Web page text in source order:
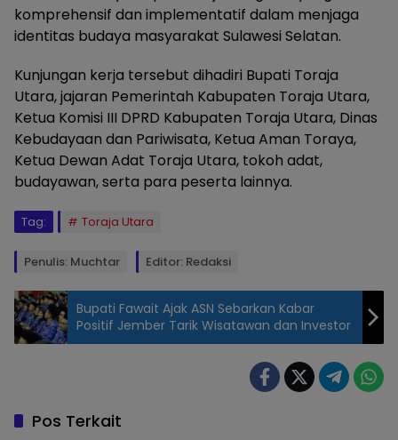
komprehensif dan implementatif dalam menjaga
identitas budaya masyarakat Sulawesi Selatan.
Kunjungan kerja tersebut dihadiri Bupati Toraja
Utara, jajaran Pemerintah Kabupaten Toraja Utara,
Ketua Komisi III DPRD Kabupaten Toraja Utara, Dinas
Kebudayaan dan Pariwisata, Ketua Aman Toraya,
Ketua Dewan Adat Toraja Utara, tokoh adat,
budayawan, serta para peserta lainnya.
Tag: Toraja Utara
Penulis: Muchtar Editor: Redaksi
Pemajuan
Bupati Fawait Ajak ASN Sebarkan Kabar
Positif Jember Tarik Wisatawan dan Investor
Pos Terkait